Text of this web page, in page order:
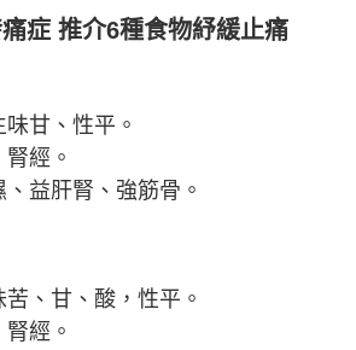
症 推介6種食物紓緩止痛
甘、性平。
經。
益肝腎、強筋骨。
、甘、酸，性平。
經。